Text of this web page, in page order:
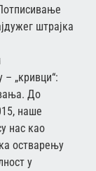
штрајка
„кривци“:
До
наше
нас као
остварењу
у